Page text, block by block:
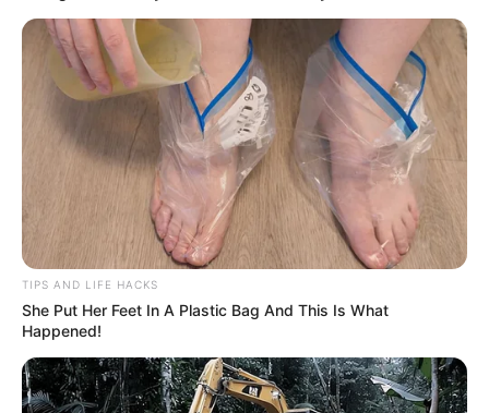
OPERATIVO POLICIAL
Olfato canino frenó
cargamento de droga
oculto en un bus
intermunicipal en
Barranquilla
MASCOTAS EN BOGOTÁ
Viajar con mascota desde
líos en el Terminal de
Transportes
PARQUEADERO
TIPS AND LIFE HACKS
She Put Her Feet In A Plastic Bag And This Is What
Happened!